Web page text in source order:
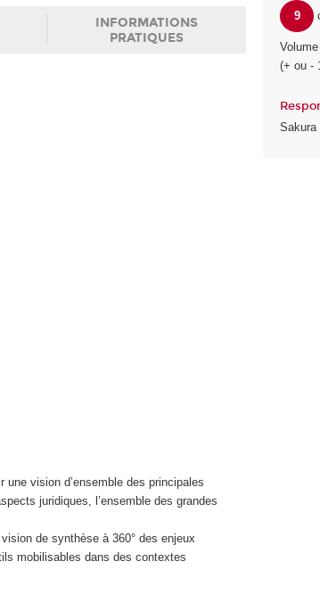
INFORMATIONS
PRATIQUES
une vision d’ensemble des principales
juridiques, l’ensemble des grandes
de synthèse à 360° des enjeux
mobilisables dans des contextes
9
(+ ou -
Sakura